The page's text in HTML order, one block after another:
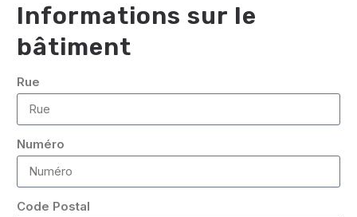
Informations sur le
bâtiment
Rue
Numéro
Code Postal